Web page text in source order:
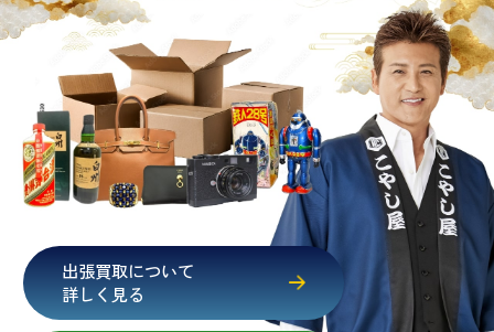
出張買取について
詳しく見る